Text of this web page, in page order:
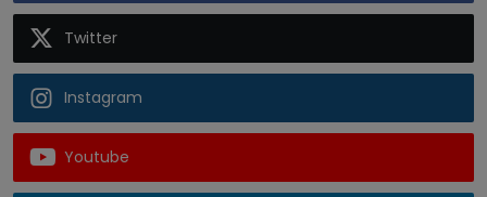
Twitter
Instagram
Youtube